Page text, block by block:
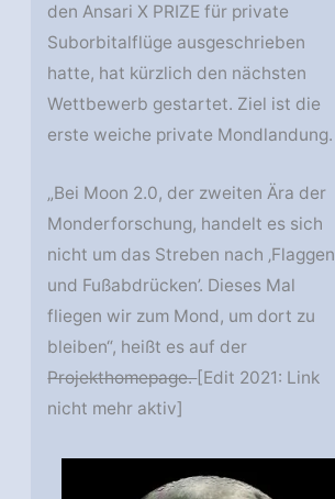
den Ansari X PRIZE für private
Suborbitalflüge ausgeschrieben
hatte, hat kürzlich den nächsten
Wettbewerb gestartet. Ziel ist die
erste weiche private Mondlandung.
„Bei Moon 2.0, der zweiten Ära der
Monderforschung, handelt es sich
nicht um das Streben nach ‚Flaggen
und Fußabdrücken’. Dieses Mal
fliegen wir zum Mond, um dort zu
bleiben“, heißt es auf der
Projekthomepage.[Edit 2021: Link
nicht mehr aktiv]